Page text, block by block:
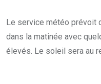
Le service météo prévoit
dans la matinée avec
élevés. Le soleil sera au